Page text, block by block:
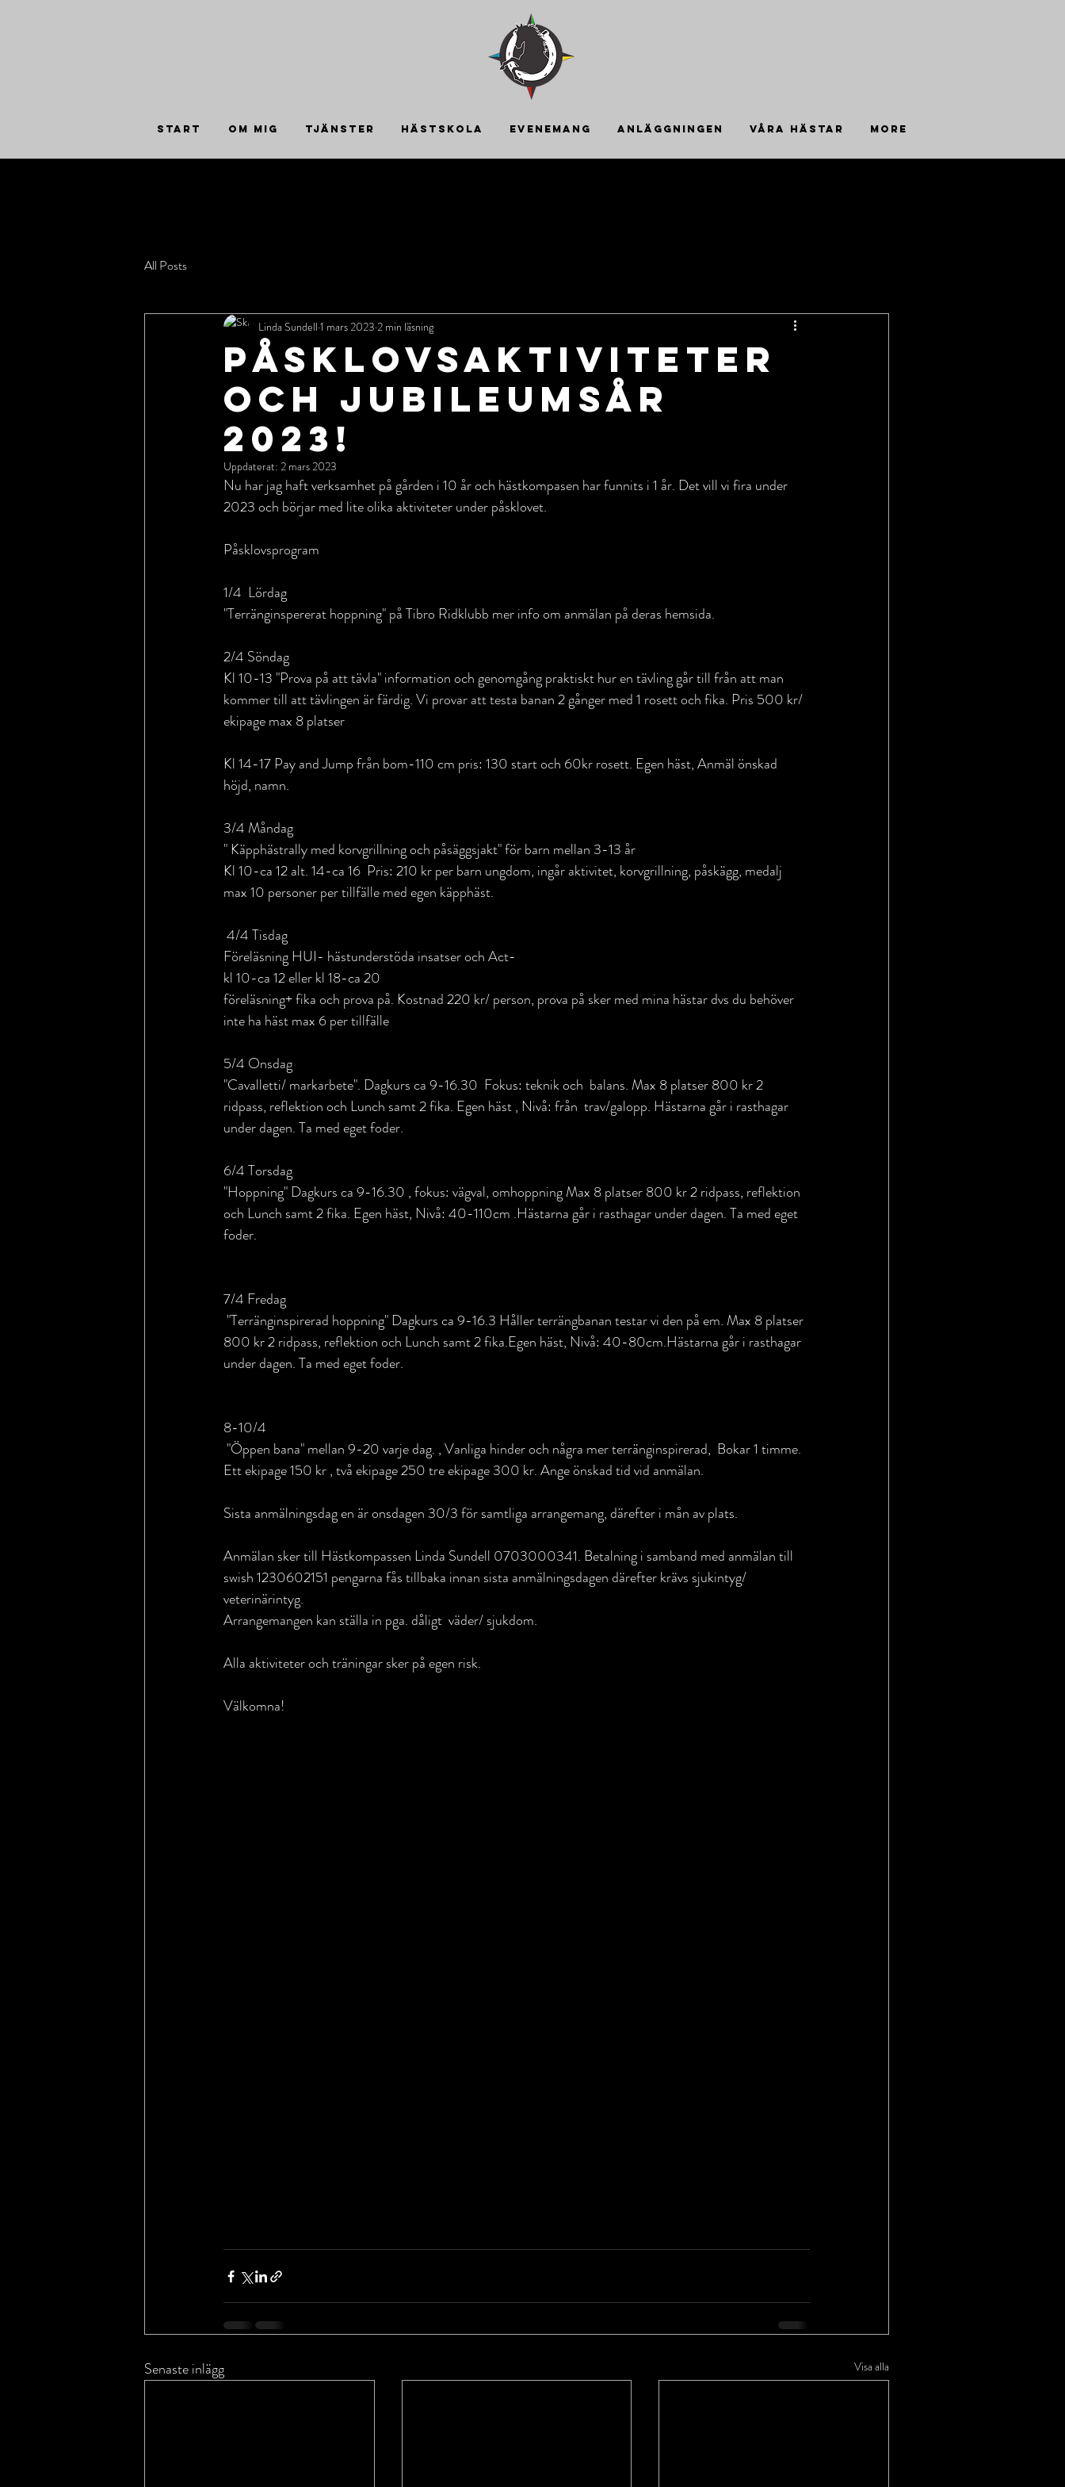
START OM MIG TJÄNSTER HÄSTSKOLA EVENEMANG ANLÄGGNINGEN VÅRA HÄSTAR More
All Posts
Påsklovsaktiviteter
och jubileumsår
2023!
Linda Sundell 1 mars 2023 2 min läsning
Uppdaterat: 2 mars 2023
Nu har jag haft verksamhet på gården i 10 år och hästkompasen har funnits i 1 år. Det vill vi fira under
2023 och börjar med lite olika aktiviteter under påsklovet.
Påsklovsprogram
1/4  Lördag
"Terränginspererat hoppning" på Tibro Ridklubb mer info om anmälan på deras hemsida.
2/4 Söndag
Kl 10-13 "Prova på att tävla" information och genomgång praktiskt hur en tävling går till från att man
kommer till att tävlingen är färdig. Vi provar att testa banan 2 gånger med 1 rosett och fika. Pris 500 kr/
ekipage max 8 platser
Kl 14-17 Pay and Jump från bom-110 cm pris: 130 start och 60kr rosett. Egen häst, Anmäl önskad
höjd, namn.
3/4 Måndag
" Käpphästrally med korvgrillning och påsäggsjakt" för barn mellan 3-13 år
Kl 10-ca 12 alt. 14-ca 16  Pris: 210 kr per barn ungdom, ingår aktivitet, korvgrillning, påskägg, medalj
max 10 personer per tillfälle med egen käpphäst.
4/4 Tisdag
Föreläsning HUI- hästunderstöda insatser och Act-
kl 10-ca 12 eller kl 18-ca 20
föreläsning+ fika och prova på. Kostnad 220 kr/ person, prova på sker med mina hästar dvs du behöver
inte ha häst max 6 per tillfälle
5/4 Onsdag
"Cavalletti/ markarbete". Dagkurs ca 9-16.30  Fokus: teknik och  balans. Max 8 platser 800 kr 2
ridpass, reflektion och Lunch samt 2 fika. Egen häst , Nivå: från  trav/galopp. Hästarna går i rasthagar
under dagen. Ta med eget foder.
6/4 Torsdag
"Hoppning" Dagkurs ca 9-16.30 , fokus: vägval, omhoppning Max 8 platser 800 kr 2 ridpass, reflektion
och Lunch samt 2 fika. Egen häst, Nivå: 40-110cm .Hästarna går i rasthagar under dagen. Ta med eget
foder.
7/4 Fredag
800 kr 2 ridpass, reflektion och Lunch samt 2 fika.Egen häst, Nivå: 40-80cm.Hästarna går i rasthagar
under dagen. Ta med eget foder.
8-10/4
Ett ekipage 150 kr , två ekipage 250 tre ekipage 300 kr. Ange önskad tid vid anmälan.
Sista anmälningsdag en är onsdagen 30/3 för samtliga arrangemang, därefter i mån av plats.
Anmälan sker till Hästkompassen Linda Sundell 0703000341. Betalning i samband med anmälan till
swish 1230602151 pengarna fås tillbaka innan sista anmälningsdagen därefter krävs sjukintyg/
veterinärintyg.
Arrangemangen kan ställa in pga. dåligt  väder/ sjukdom.
Alla aktiviteter och träningar sker på egen risk.
Välkomna!
Senaste inlägg Visa alla